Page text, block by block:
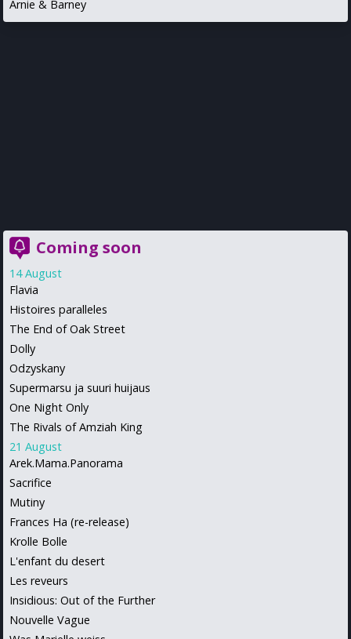
Arnie & Barney
Coming soon
14 August
Flavia
Histoires paralleles
The End of Oak Street
Dolly
Odzyskany
Supermarsu ja suuri huijaus
One Night Only
The Rivals of Amziah King
21 August
Arek.Mama.Panorama
Sacrifice
Mutiny
Frances Ha (re-release)
Krolle Bolle
L'enfant du desert
Les reveurs
Insidious: Out of the Further
Nouvelle Vague